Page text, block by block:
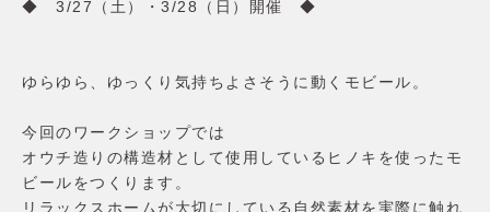
家づくり
性能
土地・分譲住宅
土地から探す
分譲住宅
◆ 3/27（土）・3/28（日）開催 ◆
ゆらゆら、ゆっくり気持ちよさそうに動くモビール。
今回のワークショップでは
オウチ造りの構造材として使用しているヒノキを使ったモ
ビールをつくります。
リラックスホームが大切にしている自然素材を実際に触れ